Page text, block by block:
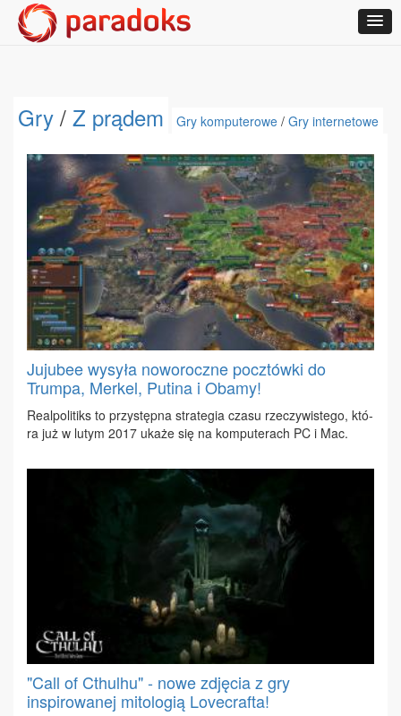
Gry / Z prądem Gry komputerowe / Gry internetowe
Jujubee wysyła noworoczne pocztówki do
Trumpa, Merkel, Putina i Obamy!
Re­al­po­li­tiks to przy­stęp­na stra­te­gia cza­su rze­czy­wi­ste­go, któ­
ra już w lu­tym 2017 uka­że się na kom­pu­te­rach PC i Mac.
"Call of Cthulhu" - nowe zdjęcia z gry
inspirowanej mitologią Lovecrafta!